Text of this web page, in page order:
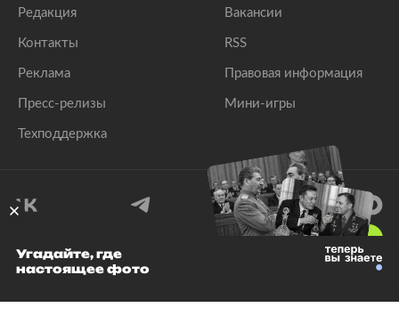
Редакция
Контакты
Реклама
Пресс-релизы
Техподдержка
Вакансии
RSS
Правовая информация
Мини-игры
© 1999–2026 Все права защищены.
Угадайте, где
настоящее фото